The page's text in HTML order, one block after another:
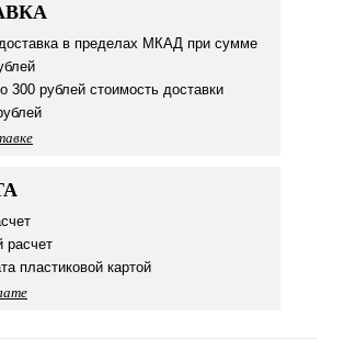
в пределах МКАД при сумме
300 рублей стоимость доставки
расчет
пластиковой картой